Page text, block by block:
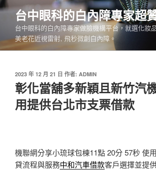
跳
要
內
台中眼科的白內障專家超
台中眼科的白內障專家做臉機構平台，就選化妝
美老花近視雷射, 飛秒微創白內障。
發
佈
於
2023 年 12 月 21 日 作者: ADMIN
彰化當舖多新穎且新竹汽
用提供台北市支票借款
機聯網分享小琉球包棟11點 20分 57秒 使
貸流程與服務中和汽車借款客戶選擇並提